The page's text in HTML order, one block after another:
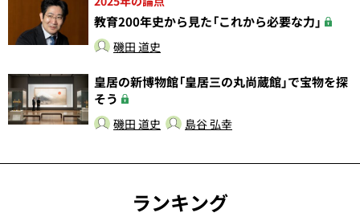
教育200年史から見た「これから必要な力」
磯田 道史
皇居の新博物館「皇居三の丸尚蔵館」で宝物を探
そう
磯田 道史 島谷 弘幸
ランキング